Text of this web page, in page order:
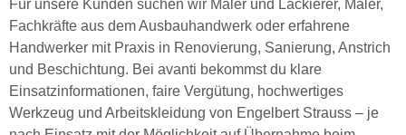
Für unsere Kunden suchen wir Maler und Lackierer, Maler,
Fachkräfte aus dem Ausbauhandwerk oder erfahrene
Handwerker mit Praxis in Renovierung, Sanierung, Anstrich
und Beschichtung. Bei avanti bekommst du klare
Einsatzinformationen, faire Vergütung, hochwertiges
Werkzeug und Arbeitskleidung von Engelbert Strauss – je